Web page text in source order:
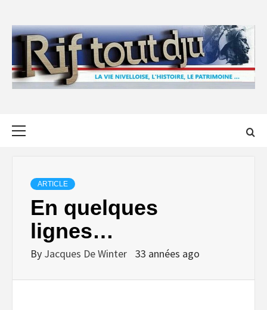
content
ARTICLE
En quelques
lignes…
By Jacques De Winter 33 années ago